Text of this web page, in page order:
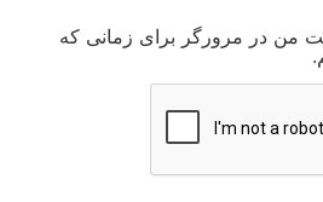
من در مرورگر برای زمانی که